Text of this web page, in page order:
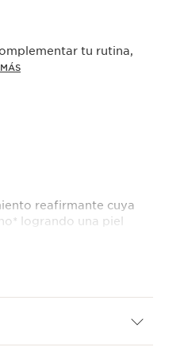
tu rutina,
reafirmante cuya
logrando una piel